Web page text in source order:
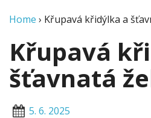
Home › Křupavá křidýlka a
Křupavá
šťavnatá
5. 6. 2025